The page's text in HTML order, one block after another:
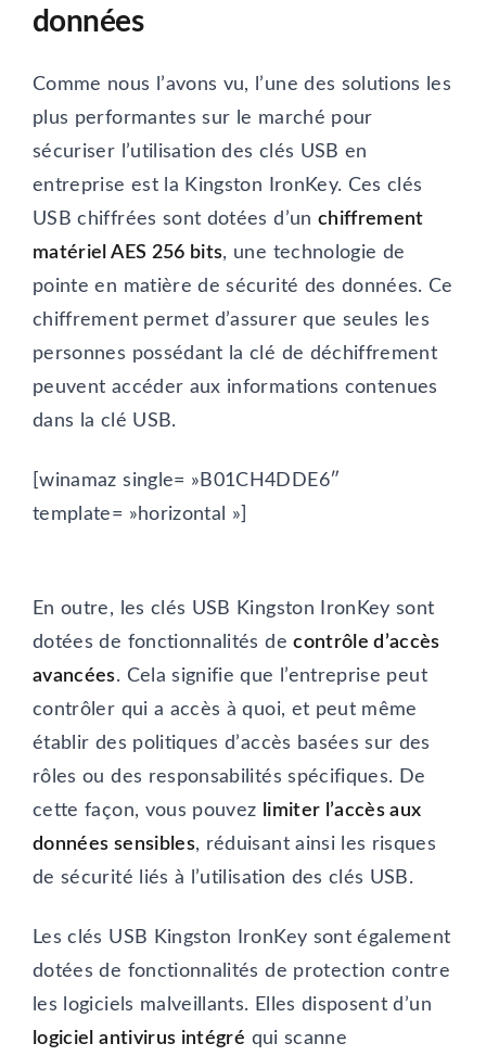
données
Comme nous l’avons vu, l’une des solutions les
plus performantes sur le marché pour
sécuriser l’utilisation des clés USB en
entreprise est la Kingston IronKey. Ces clés
USB chiffrées sont dotées d’un chiffrement
matériel AES 256 bits, une technologie de
pointe en matière de sécurité des données. Ce
chiffrement permet d’assurer que seules les
personnes possédant la clé de déchiffrement
peuvent accéder aux informations contenues
dans la clé USB.
[winamaz single= »B01CH4DDE6″
template= »horizontal »]
En outre, les clés USB Kingston IronKey sont
dotées de fonctionnalités decontrôle d’accès
avancées. Cela signifie que l’entreprise peut
contrôler qui a accès à quoi, et peut même
établir des politiques d’accès basées sur des
rôles ou des responsabilités spécifiques. De
cette façon, vous pouvez
limiter l’accès aux
données sensibles, réduisant ainsi les risques
de sécurité liés à l’utilisation des clés USB.
Les clés USB Kingston IronKey sont également
dotées de fonctionnalités de protection contre
les logiciels malveillants. Elles disposent d’un
logiciel antivirus intégré qui scanne